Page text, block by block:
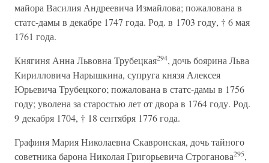
майора Василия Андреевича Измайлова; пожалована в
статс-дамы в декабре 1747 года. Род. в 1703 году, † 6 мая
1761 года.
Княгиня Анна Львовна Трубецкая294, дочь боярина Льва
Кирилловича Нарышкина, супруга князя Алексея
Юрьевича Трубецкого; пожалована в статс-дамы в 1756
году; уволена за старостью лет от двора в 1764 году. Род.
9 декабря 1704, † 18 сентября 1776 года.
Графиня Мария Николаевна Скавронская, дочь тайного
советника барона Николая Григорьевича Строганова295,